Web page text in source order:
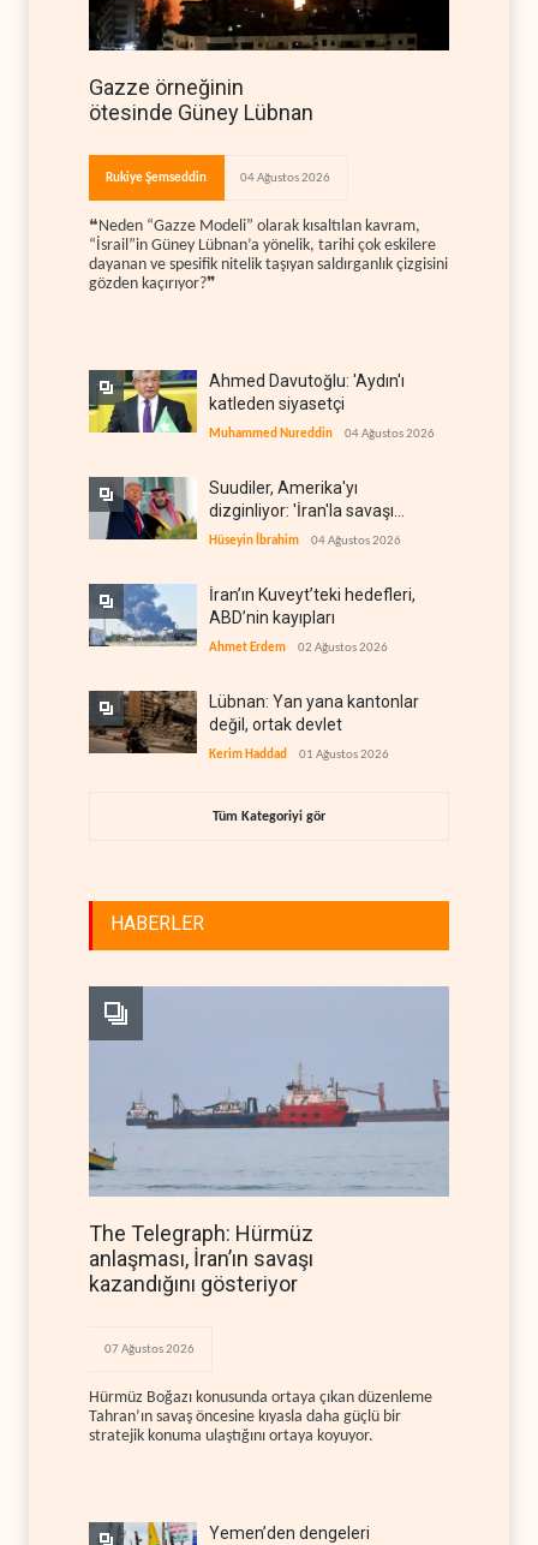
Gazze örneğinin
ötesinde Güney Lübnan
Rukiye Şemseddin 04 Ağustos 2026
❝Neden “Gazze Modeli” olarak kısaltılan kavram,
“İsrail”in Güney Lübnan’a yönelik, tarihi çok eskilere
dayanan ve spesifik nitelik taşıyan saldırganlık çizgisini
gözden kaçırıyor?❞
Ahmed Davutoğlu: 'Aydın'ı
katleden siyasetçi
Muhammed Nureddin 04 Ağustos 2026
Suudiler, Amerika'yı
dizginliyor: 'İran'la savaşı
kaldıracak gücümüz yok'
Hüseyin İbrahim 04 Ağustos 2026
İran’ın Kuveyt’teki hedefleri,
ABD’nin kayıpları
Ahmet Erdem 02 Ağustos 2026
Lübnan: Yan yana kantonlar
değil, ortak devlet
Kerim Haddad 01 Ağustos 2026
Tüm Kategoriyi gör
HABERLER
The Telegraph: Hürmüz
anlaşması, İran’ın savaşı
kazandığını gösteriyor
07 Ağustos 2026
Hürmüz Boğazı konusunda ortaya çıkan düzenleme
Tahran’ın savaş öncesine kıyasla daha güçlü bir
stratejik konuma ulaştığını ortaya koyuyor.
Yemen’den dengeleri